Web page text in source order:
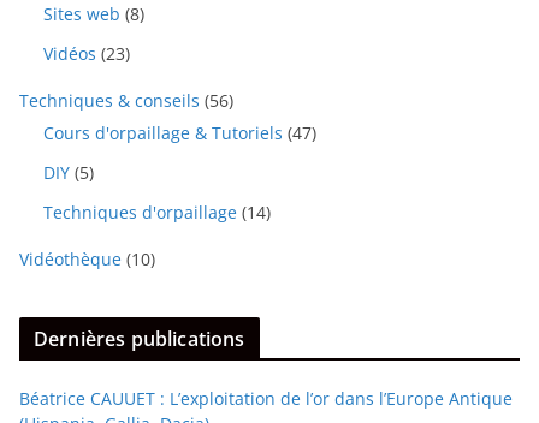
Sites web (8)
Vidéos (23)
Techniques & conseils (56)
Cours d'orpaillage & Tutoriels (47)
DIY (5)
Techniques d'orpaillage (14)
Vidéothèque (10)
Dernières publications
Béatrice CAUUET : L’exploitation de l’or dans l’Europe Antique